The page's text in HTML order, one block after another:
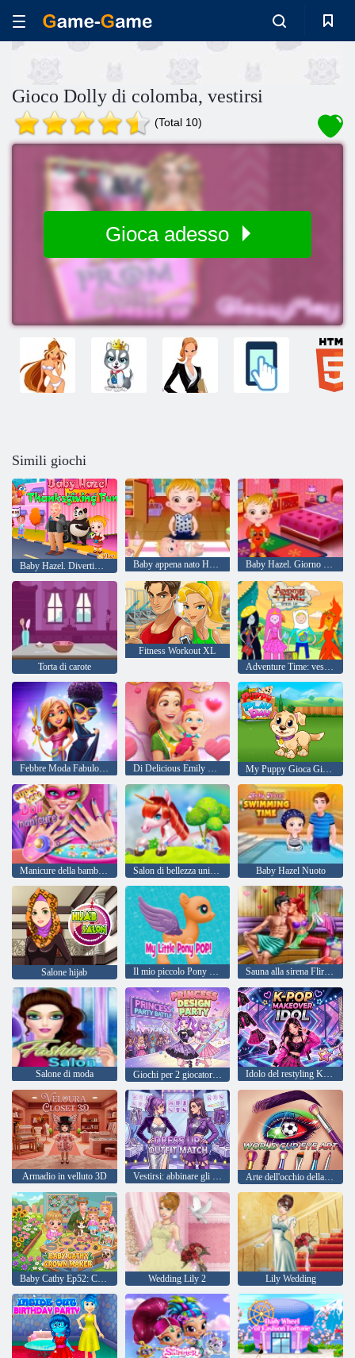
Gioco Dolly di colomba, vestirsi
(Total 10)
Gioca adesso
Simili giochi
Baby Hazel. Divertimento Ringraziamento Baby appena nato Hazel vaccinazione Baby Hazel. Giorno dello Sport
Torta di carote
Fitness Workout XL
Adventure Time: vestire
My Puppy Gioca Giorno
Salon di bellezza unicorno Baby Hazel Nuoto
Salone hijab Il mio piccolo Pony Pop Sauna alla sirena Flirtare
Salone di moda Giochi per 2 giocatori: Princess Design Party Idolo del restyling K-pop
Armadio in velluto 3D Arte dell'occhio della Coppa del Mondo
Wedding Lily 2 Lily Wedding